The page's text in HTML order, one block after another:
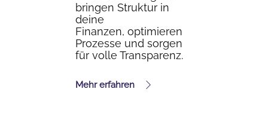
bringen Struktur in
deine
Finanzen, optimieren
Prozesse und sorgen
für volle Transparenz.
Mehr erfahren